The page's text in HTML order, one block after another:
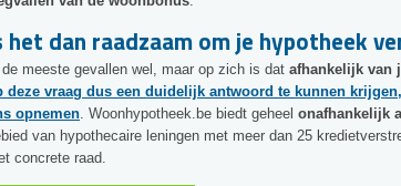
het dan raadzaam om je hypotheek
de meeste gevallen wel, maar op zich is dat afhankelijk van
deze vraag dus een duidelijk antwoord te kunnen
opnemen. Woonhypotheek.be biedt geheel onafhankelijk
van hypothecaire leningen met meer dan 25
concrete raad.